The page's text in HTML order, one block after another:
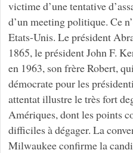
victime d’une tentative
d’un meeting politique. Ce
Etats-Unis. Le président
1865, le président John F.
en 1963, son frère Robert,
démocrate pour les
attentat illustre le très fort
Amériques, dont les points
difficiles à dégager. La
Milwaukee confirme la